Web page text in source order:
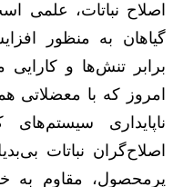
اصلاح نباتات، علمی
گیاهان به منظور
برابر تنش‌ها و
امروز که با معضلاتی
ناپایداری
اصلاح‌گران نباتات
پرمحصول، مقاوم به